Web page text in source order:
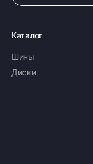
Каталог
Шины
Диски